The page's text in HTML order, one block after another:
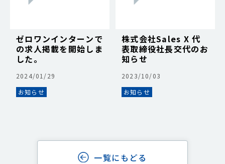
ゼロワンインターンで
の求人掲載を開始しま
した。
2024/01/29
お知らせ
株式会社Sales X 代
表取締役社長交代のお
知らせ
2023/10/03
お知らせ
一覧にもどる